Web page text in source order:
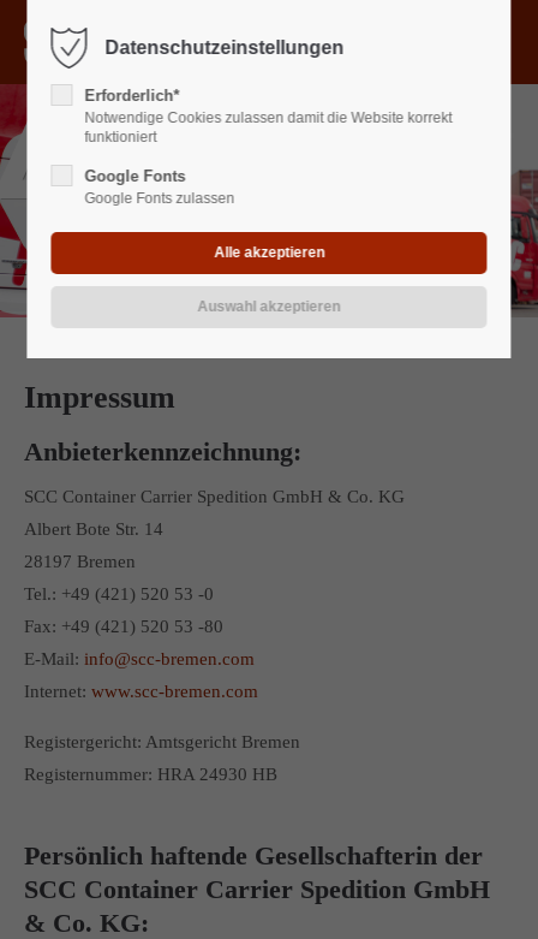
Der Eintrag "offcanvas-col1" existiert leider nicht.
Der Eintrag "offcanvas-col2" existiert leider nicht.
Der Eintrag "offcanvas-col3" existiert leider nicht.
Der Eintrag "offcanvas-col4" existiert leider nicht.
Impressum
Anbieterkennzeichnung:
SCC Container Carrier Spedition GmbH & Co. KG
Albert Bote Str. 14
28197 Bremen
Tel.: +49 (421) 520 53 -0
Fax: +49 (421) 520 53 -80
E-Mail: info@scc-bremen.com
Internet: www.scc-bremen.com
Registergericht: Amtsgericht Bremen
Registernummer: HRA 24930 HB
Persönlich haftende Gesellschafterin der
SCC Container Carrier Spedition GmbH
& Co. KG:
Datenschutzeinstellungen
Erforderlich*
Notwendige Cookies zulassen damit die Website korrekt
funktioniert
Google Fonts
Google Fonts zulassen